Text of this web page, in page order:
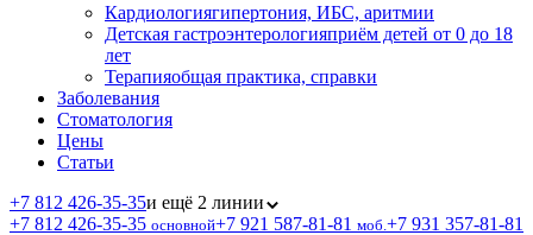
Кардиологиягипертония, ИБС, аритмии
Детская гастроэнтерологияприём детей от 0 до 18
лет
Терапияобщая практика, справки
Заболевания
Стоматология
Цены
Статьи
+7 812 426‑35‑35и ещё 2 линии
+7 812 426‑35‑35 основной+7 921 587‑81‑81 моб. +7 931 357‑81‑81